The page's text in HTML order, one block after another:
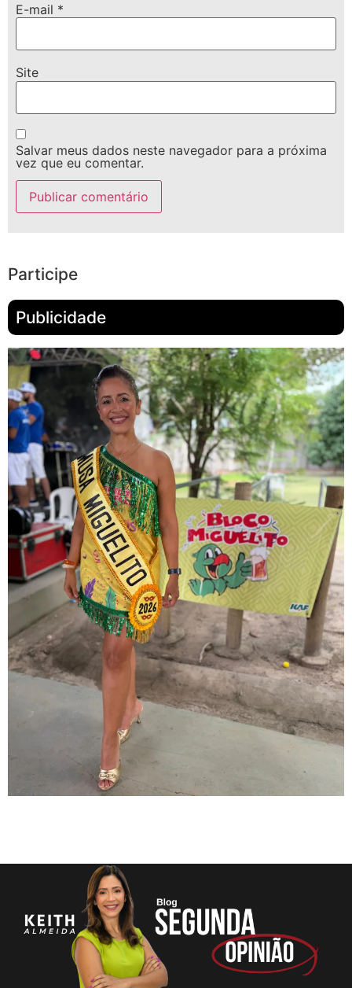
E-mail *
Site
Salvar meus dados neste navegador para a próxima
vez que eu comentar.
Participe
Publicidade